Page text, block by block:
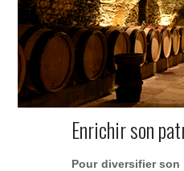
Enrichir son
Pour diversifier